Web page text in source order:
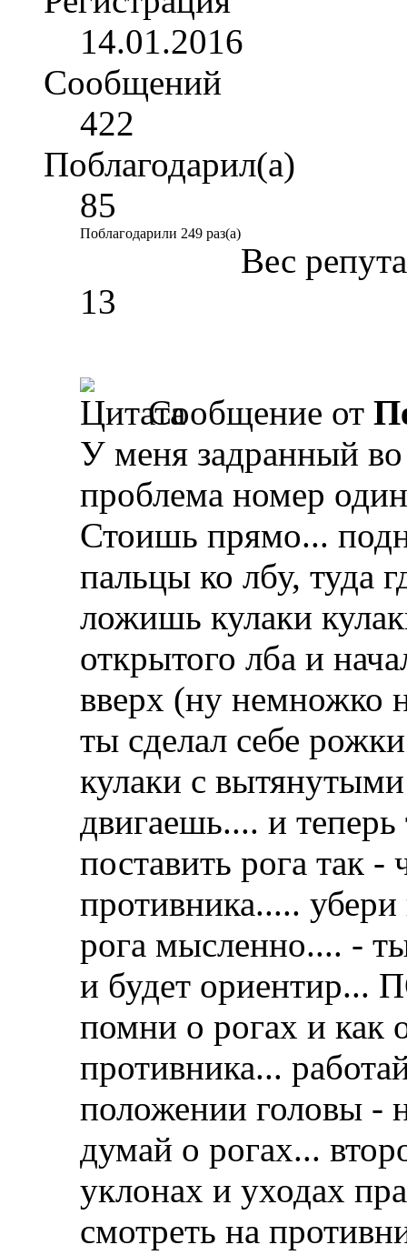
14.01.2016
Сообщений
422
Поблагодарил(а)
85
Поблагодарили 249 раз(а)
Вес
13
Сообщение от
У меня задранный
проблема номер один
Стоишь прямо...
пальцы ко лбу, туда
ложишь кулаки
открытого лба и
вверх (ну немножко
ты сделал себе
кулаки с
двигаешь.... и
поставить рога так -
противника..... убери
рога мысленно.... -
и будет
помни о рогах и как
противника...
положении головы -
думай о рогах...
уклонах и уходах
смотреть на